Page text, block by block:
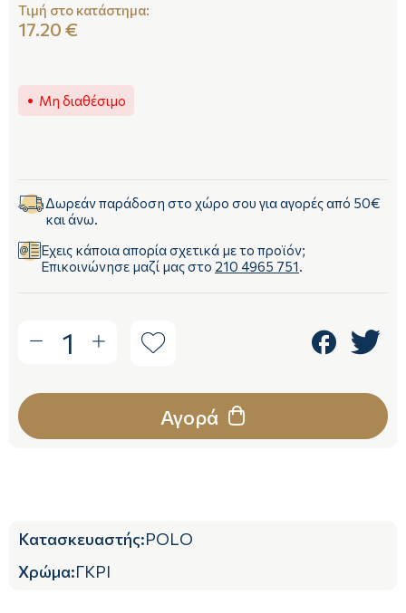
Τιμή στο κατάστημα:
17.20 €
Μη διαθέσιμο
Δωρεάν παράδοση στο χώρο σου για αγορές από 50€
και άνω.
Έχεις κάποια απορία σχετικά με το προϊόν;
Επικοινώνησε μαζί μας στο 210 4965 751.
1
Αγορά
Κατασκευαστής:POLO
Χρώμα:ΓΚΡΙ